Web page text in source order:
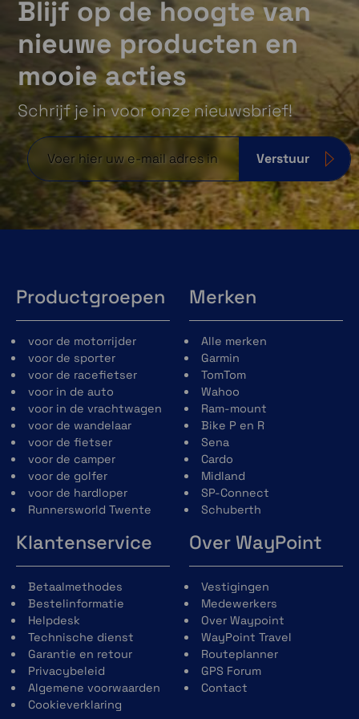
Blijf op de hoogte van
nieuwe producten en
mooie acties
Schrijf je in voor onze nieuwsbrief!
Verstuur
Productgroepen
voor de motorrijder
voor de sporter
voor de racefietser
voor in de auto
voor in de vrachtwagen
voor de wandelaar
voor de fietser
voor de camper
voor de golfer
voor de hardloper
Runnersworld Twente
Merken
Alle merken
Garmin
TomTom
Wahoo
Ram-mount
Bike P en R
Sena
Cardo
Midland
SP-Connect
Schuberth
Klantenservice
Betaalmethodes
Bestelinformatie
Helpdesk
Technische dienst
Garantie en retour
Privacybeleid
Algemene voorwaarden
Cookieverklaring
Over WayPoint
Vestigingen
Medewerkers
Over Waypoint
WayPoint Travel
Routeplanner
GPS Forum
Contact